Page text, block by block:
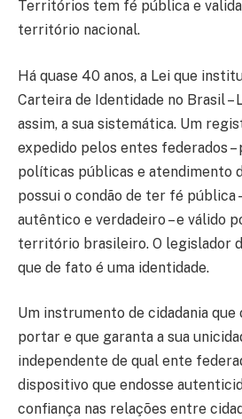
Territórios tem fé pública e
território nacional.
Há quase 40 anos, a Lei que
Carteira de Identidade no Brasil –
assim, a sua sistemática. Um
expedido pelos entes federados –
políticas públicas e atendimento
possui o condão de ter fé pública
autêntico e verdadeiro – e válido
território brasileiro. O legislador
que de fato é uma identidade.
Um instrumento de cidadania que
portar e que garanta a sua
independente de qual ente
dispositivo que endosse
confiança nas relações entre